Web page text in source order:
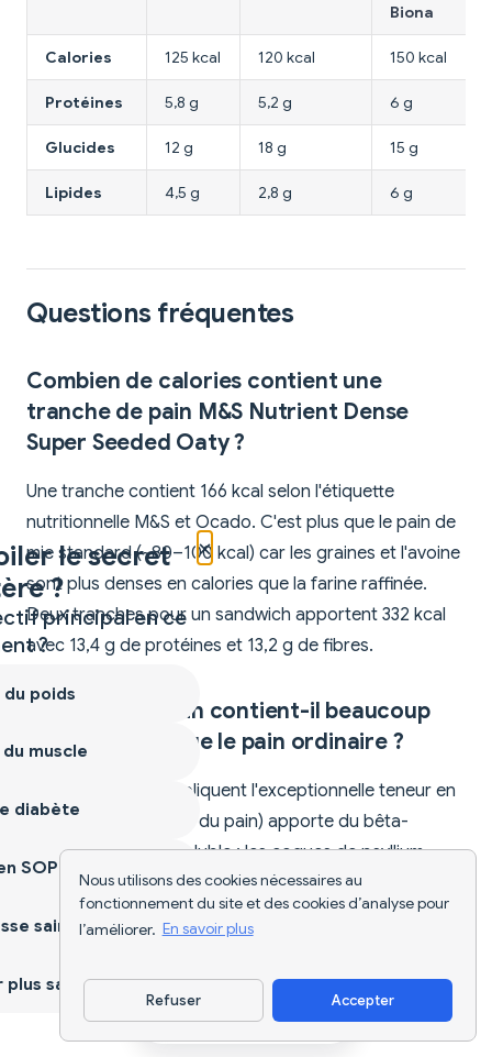
Nous utilisons des cookies nécessaires au
fonctionnement du site et des cookies d’analyse pour
l’améliorer. En savoir plus
Refuser Accepter
Biona
Calories 125 kcal 120 kcal 150 kcal
Protéines 5,8 g 5,2 g 6 g
Glucides 12 g 18 g 15 g
Lipides 4,5 g 2,8 g 6 g
Questions fréquentes
Combien de calories contient une
tranche de pain M&S Nutrient Dense
Super Seeded Oaty ?
Une tranche contient 166 kcal selon l'étiquette
nutritionnelle M&S et Ocado. C'est plus que le pain de
mie standard (~80–100 kcal) car les graines et l'avoine
sont plus denses en calories que la farine raffinée.
Deux tranches pour un sandwich apportent 332 kcal
avec 13,4 g de protéines et 13,2 g de fibres.
Pourquoi ce pain contient-il beaucoup
plus de fibres que le pain ordinaire ?
Trois ingrédients expliquent l'exceptionnelle teneur en
fibres : l'avoine (30 % du pain) apporte du bêta-
glucane, une fibre soluble ; les coques de psyllium
agissent comme liant naturel et booster de fibres ; et
le lin (11 %) contribue à la fois avec du mucilage soluble
de fibres par tranche — plus du double du pain
complet typique.
Télécharger l'appli
×
le secret
?
principal en ce
?
poids
muscle
diabète
SOPK
saine
sain